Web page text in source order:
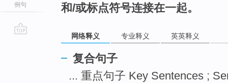
例句
和/或标点符号连接在一起。
网络释义 专业释义 英英释义
复合句子
... 重点句子 Key Sentences ;